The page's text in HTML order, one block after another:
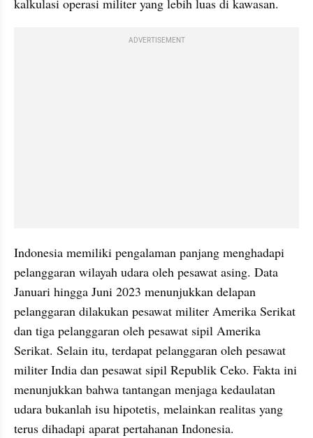
ADVERTISEMENT
Indonesia memiliki pengalaman panjang menghadapi
pelanggaran wilayah udara oleh pesawat asing. Data
Januari hingga Juni 2023 menunjukkan delapan
pelanggaran dilakukan pesawat militer Amerika Serikat
dan tiga pelanggaran oleh pesawat sipil Amerika
Serikat. Selain itu, terdapat pelanggaran oleh pesawat
militer India dan pesawat sipil Republik Ceko. Fakta ini
menunjukkan bahwa tantangan menjaga kedaulatan
udara bukanlah isu hipotetis, melainkan realitas yang
terus dihadapi aparat pertahanan Indonesia.